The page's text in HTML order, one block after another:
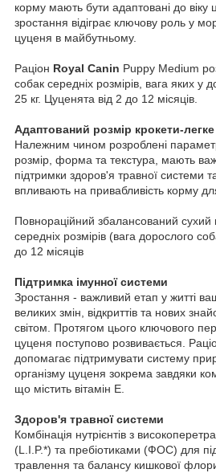
корму мають бути адаптовані до віку
зростання відіграє ключову роль у
цуценя в майбутньому.
Раціон Royal Canin Puppy Medium
собак середніх розмірів, вага яких у
25 кг. Цуценята від 2 до 12 місяців.
Адаптований розмір крокети-
Належним чином розроблені
розмір, форма та текстура, мають
підтримки здоров'я травної системи
впливають на привабливість корму
Повнораційний збалансований
середніх розмірів (вага дорослого
до 12 місяців
Підтримка імунної системи
Зростання - важливий етап у житті
великих змін, відкриттів та нових
світом. Протягом цього ключового
цуценя поступово розвивається.
допомагає підтримувати систему
організму цуценя зокрема завдяки
що містить вітамін Е.
Здоров'я травної системи
Комбінація нутрієнтів з
(L.I.P.*) та пребіотиками (ФОС) для
травлення та балансу кишкової